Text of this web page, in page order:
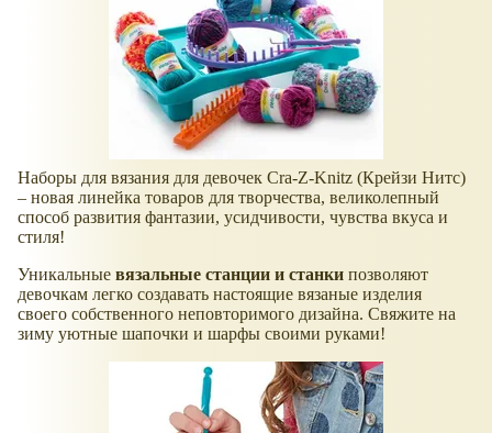
Наборы для вязания для девочек Cra-Z-Knitz (Крейзи Нитс)
– новая линейка товаров для творчества, великолепный
способ развития фантазии, усидчивости, чувства вкуса и
стиля!
Уникальные вязальные станции и станки позволяют
девочкам легко создавать настоящие вязаные изделия
своего собственного неповторимого дизайна. Свяжите на
зиму уютные шапочки и шарфы своими руками!